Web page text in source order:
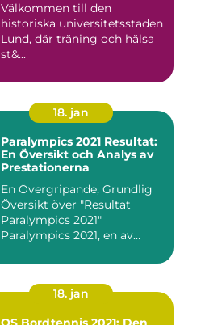
Välkommen till den
historiska universitetsstaden
Lund, där träning och hälsa
st&...
18. jan
Paralympics 2021 Resultat:
En Översikt och Analys av
Prestationerna
En Övergripande, Grundlig
Översikt över "Resultat
Paralympics 2021"
Paralympics 2021, en av
18. jan